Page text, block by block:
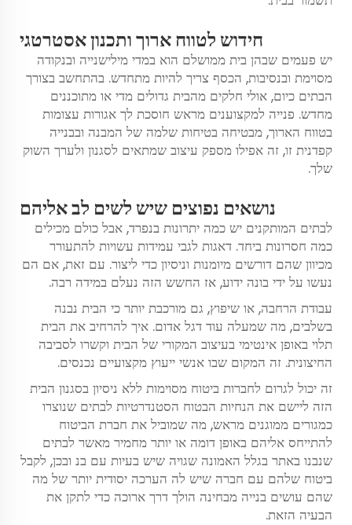
חידוש לטווח ארוך ותכנון אסטרטגי
יש פעמים שבהן בית ממושלם הוא במדי מילישנייה ובנקודה
מסוימת ובנסיבות, הכסף צריך להיות מתחדש. בהתחשב בצורך
הבתים כיום, אולי חלקים מהבית גדולים מדי או מתוכננים
מחדש. פנייה למקצוענים מראש חוסכת לך אגורות עצומות
בטווח הארוך, מבטיחה בטיחות שלמה של המבנה ובבנייה
קפדנית זו, זה אפילו מספק עיצוב שמתאים לסגנון ולערך השוק
שלך.
נושאים נפוצים שיש לשים לב אליהם
לבתים המותקנים יש כמה יתרונות בנפרד, אבל כולם מכילים
כמה חסרונות ביחד. דאגות לגבי עמידות עשויות להתעורר
מכיוון שהם דורשים מיומנות וניסיון כדי ליצור. עם זאת, אם הם
נעשו על ידי בונה ידוע, אז החשש הזה נעלם במידה רבה.
עבודת הרחבה, או שיפוץ, גם מורכבת יותר כי הבית נבנה
בשלבים, מה שמעלה עוד דגל אדום. איך להרחיב את הבית
תלוי באופן אינטימי בעיצוב המקורי של הבית וקשרו לסביבה
החיצונית. זה המקום שבו אנשי ייעוץ מקצועיים נכנסים.
זה יכול לגרום לחברות ביטוח מסוימות ללא ניסיון בסגנון הבית
הזה ליישם את הנחיות הבטוח הסטנדרטיות לבתים שנוצרו
כמגורים ממוגנים מראש, מה שמוביל את חברת הביטוח
להתייחס אליהם באופן דומה או יותר מחמיר מאשר לבתים
שנבנו באתר בגלל האמונה שגויה שיש בעיות עם בנ ובכן, לקבל
ביטוח שלהם עם חברה שיש לה הערכה יסודית יותר של מה
שהם עושים בנייה מבחינה הולך דרך ארוכה כדי לתקן את
הבעיה הזאת.